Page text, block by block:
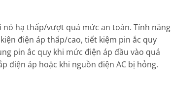
nó hạ thấp/vượt quá mức an toàn. Tính năng
điện áp thấp/cao, tiết kiệm pin ắc quy
pin ắc quy khi mức điện áp đầu vào quá
điện áp hoặc khi nguồn điện AC bị hỏng.